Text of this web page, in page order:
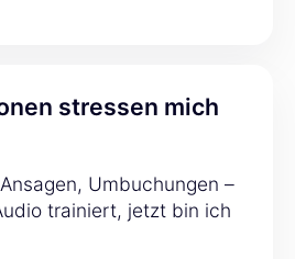
stressen mich
Umbuchungen –
trainiert, jetzt bin ich